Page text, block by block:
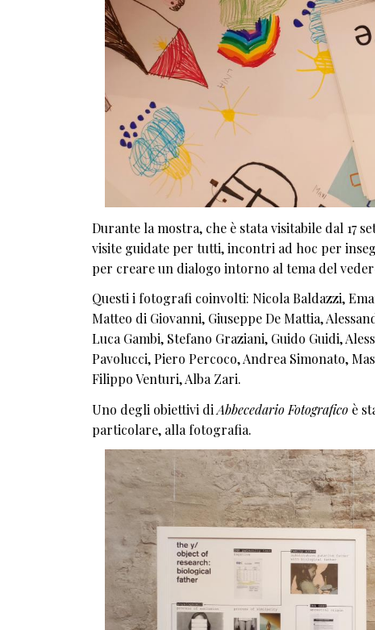
Durante la mostra, che è stata visitabile dal 17
visite guidate per tutti, incontri ad hoc per
per creare un dialogo intorno al tema del
Questi i fotografi coinvolti: Nicola Baldazzi,
Matteo di Giovanni, Giuseppe De Mattia,
Luca Gambi, Stefano Graziani, Guido Guidi,
Pavolucci, Piero Percoco, Andrea Simonato,
Filippo Venturi, Alba Zari.
Uno degli obiettivi di Abbecedario Fotografico è
particolare, alla fotografia.